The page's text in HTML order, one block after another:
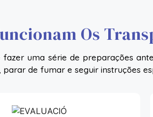
Os
fazer uma série de preparações
parar de fumar e seguir instruções